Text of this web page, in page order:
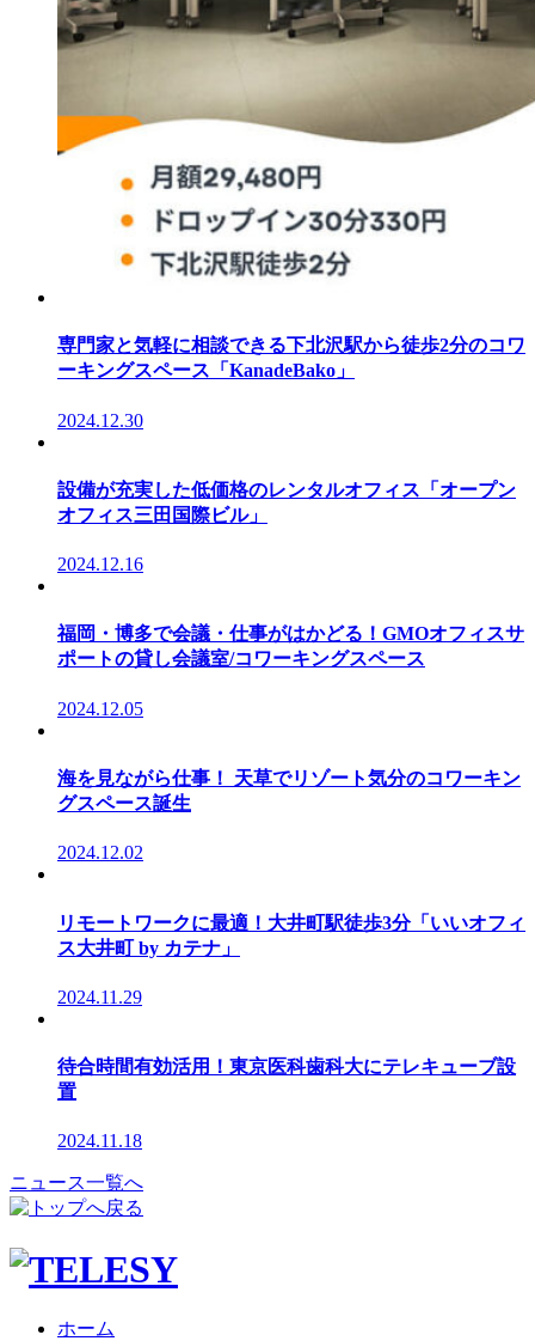
専門家と気軽に相談できる下北沢駅から徒歩2分のコワ
ーキングスペース「KanadeBako」
2024.12.30
設備が充実した低価格のレンタルオフィス「オープン
オフィス三田国際ビル」
2024.12.16
福岡・博多で会議・仕事がはかどる！GMOオフィスサ
ポートの貸し会議室/コワーキングスペース
2024.12.05
海を見ながら仕事！ 天草でリゾート気分のコワーキン
グスペース誕生
2024.12.02
リモートワークに最適！大井町駅徒歩3分「いいオフィ
ス大井町 by カテナ」
2024.11.29
待合時間有効活用！東京医科歯科大にテレキューブ設
置
2024.11.18
ニュース一覧へ
ホーム